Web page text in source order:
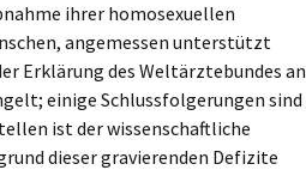
ihrer homosexuellen
angemessen unterstützt
Erklärung des Weltärztebundes an
einige Schlussfolgerungen sind
ist der wissenschaftliche
dieser gravierenden Defizite